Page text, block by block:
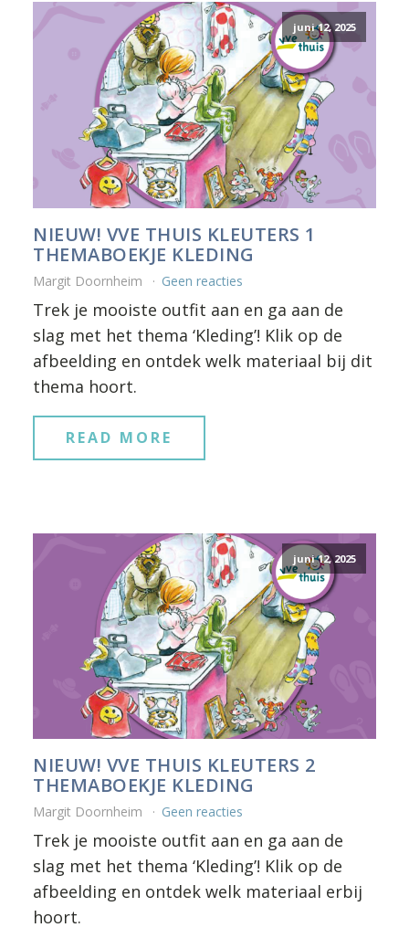
juni 12, 2025
NIEUW! VVE THUIS KLEUTERS 1
THEMABOEKJE KLEDING
Margit Doornheim Geen reacties
Trek je mooiste outfit aan en ga aan de
slag met het thema ‘Kleding’! Klik op de
afbeelding en ontdek welk materiaal bij dit
thema hoort.
READ MORE
juni 12, 2025
NIEUW! VVE THUIS KLEUTERS 2
THEMABOEKJE KLEDING
Margit Doornheim Geen reacties
Trek je mooiste outfit aan en ga aan de
slag met het thema ‘Kleding’! Klik op de
afbeelding en ontdek welk materiaal erbij
hoort.